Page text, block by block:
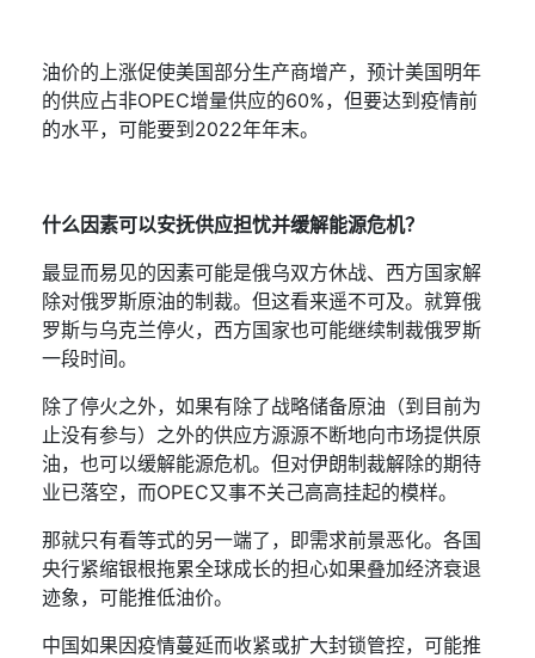
油价的上涨促使美国部分生产商增产，预计美国明年
的供应占非OPEC增量供应的60%，但要达到疫情前
的水平，可能要到2022年年末。
什么因素可以安抚供应担忧并缓解能源危机？
最显而易见的因素可能是俄乌双方休战、西方国家解
除对俄罗斯原油的制裁。但这看来遥不可及。就算俄
罗斯与乌克兰停火，西方国家也可能继续制裁俄罗斯
一段时间。
除了停火之外，如果有除了战略储备原油（到目前为
止没有参与）之外的供应方源源不断地向市场提供原
油，也可以缓解能源危机。但对伊朗制裁解除的期待
业已落空，而OPEC又事不关己高高挂起的模样。
那就只有看等式的另一端了，即需求前景恶化。各国
央行紧缩银根拖累全球成长的担心如果叠加经济衰退
迹象，可能推低油价。
中国如果因疫情蔓延而收紧或扩大封锁管控，可能推